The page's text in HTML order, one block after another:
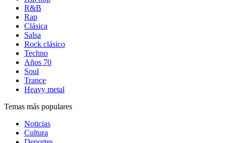
R&B
Rap
Clásica
Salsa
Rock clásico
Techno
Años 70
Soul
Trance
Heavy metal
Temas más populares
Noticias
Cultura